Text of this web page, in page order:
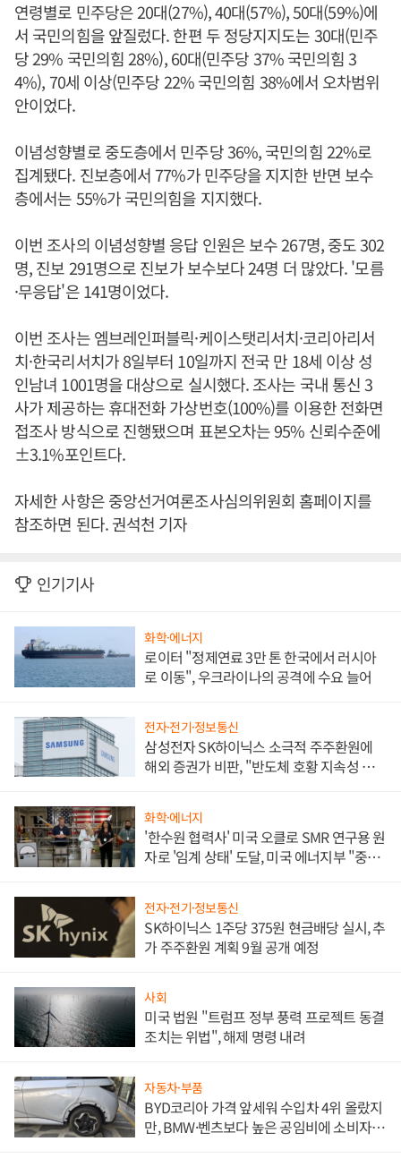
연령별로 민주당은 20대(27%), 40대(57%), 50대(59%)에
서 국민의힘을 앞질렀다. 한편 두 정당지지도는 30대(민주
당 29% 국민의힘 28%), 60대(민주당 37% 국민의힘 3
4%), 70세 이상(민주당 22% 국민의힘 38%에서 오차범위
안이었다.
이념성향별로 중도층에서 민주당 36%, 국민의힘 22%로
집계됐다. 진보층에서 77%가 민주당을 지지한 반면 보수
층에서는 55%가 국민의힘을 지지했다.
이번 조사의 이념성향별 응답 인원은 보수 267명, 중도 302
명, 진보 291명으로 진보가 보수보다 24명 더 많았다. '모름
·무응답'은 141명이었다.
이번 조사는 엠브레인퍼블릭·케이스탯리서치·코리아리서
치·한국리서치가 8일부터 10일까지 전국 만 18세 이상 성
인남녀 1001명을 대상으로 실시했다. 조사는 국내 통신 3
사가 제공하는 휴대전화 가상번호(100%)를 이용한 전화면
접조사 방식으로 진행됐으며 표본오차는 95% 신뢰수준에
±3.1%포인트다.
자세한 사항은 중앙선거여론조사심의위원회 홈페이지를
참조하면 된다. 권석천 기자
인기기사
화학·에너지
로이터 "정제연료 3만 톤 한국에서 러시아
로 이동", 우크라이나의 공격에 수요 늘어
전자·전기·정보통신
삼성전자 SK하이닉스 소극적 주주환원에
해외 증권가 비판, "반도체 호황 지속성 의
화학·에너지
'한수원 협력사' 미국 오클로 SMR 연구용 원
자로 '임계 상태' 도달, 미국 에너지부 "중요
전자·전기·정보통신
SK하이닉스 1주당 375원 현금배당 실시, 추
가 주주환원 계획 9월 공개 예정
사회
미국 법원 "트럼프 정부 풍력 프로젝트 동결
조치는 위법", 해제 명령 내려
자동차·부품
BYD코리아 가격 앞세워 수입차 4위 올랐지
만, BMW·벤츠보다 높은 공임비에 소비자